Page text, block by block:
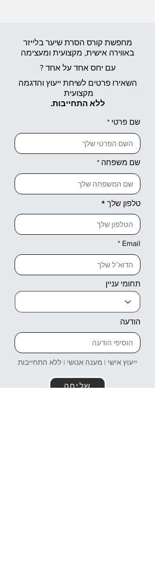
מחפשת קורס הסרת שיער בלייזר
באווירה אישית, מקצועית ומעצימה
עם יחס אחד על אחד ?
השאירו פרטים לשיחת ייעוץ והדגמה
מקצועית
ללא התחייבות.
שם פרטי
שם משפחה
טלפון שלך
Email
תחומי עניין
הודעה
ייעוץ אישי | מענה אנושי | ללא התחייבות
שליחה